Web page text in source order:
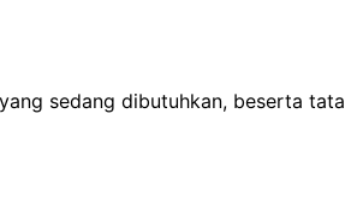
sedang dibutuhkan, beserta tata